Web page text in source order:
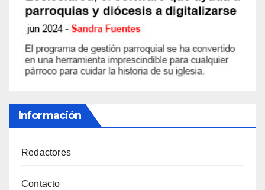
Información
Redactores
Contacto